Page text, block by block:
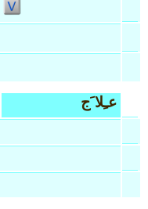
عـِلا َج